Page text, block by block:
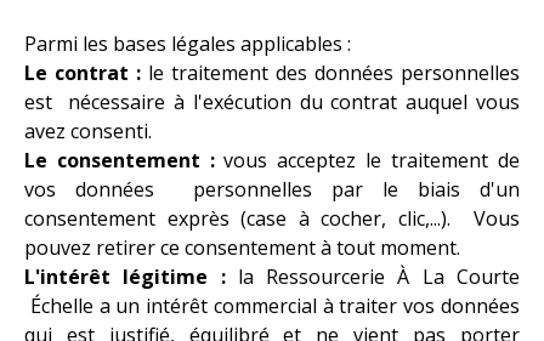
Parmi les bases légales applicables :
Le contrat :le traitement des données personnelles
est nécessaire à l'exécution du contrat auquel vous
avez consenti.
Le consentement :vous acceptez le traitement de
vos données personnelles par le biais d'un
consentement exprès (case à cocher, clic,...). Vous
pouvez retirer ce consentement à tout moment.
L'intérêt légitime :la Ressourcerie À La Courte
Échelle a un intérêt commercial à traiter vos données
qui est justifié, équilibré et ne vient pas porter